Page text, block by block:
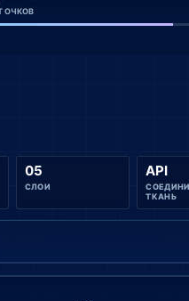
ОЧКОВ
05
СЛОИ
API
ТКАНЬ